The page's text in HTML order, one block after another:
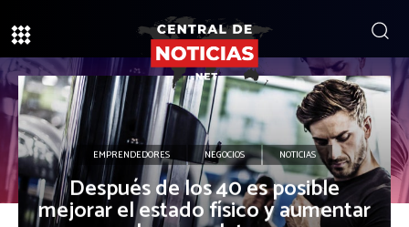
EMPRENDEDORES NEGOCIOS NOTICIAS
Después de los 40 es posible
mejorar el estado físico y aumentar